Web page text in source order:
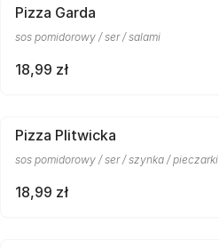
Pizza Garda
sos pomidorowy / ser / salami
18,99 zł
Pizza Plitwicka
sos pomidorowy / ser / szynka / pieczarki
18,99 zł